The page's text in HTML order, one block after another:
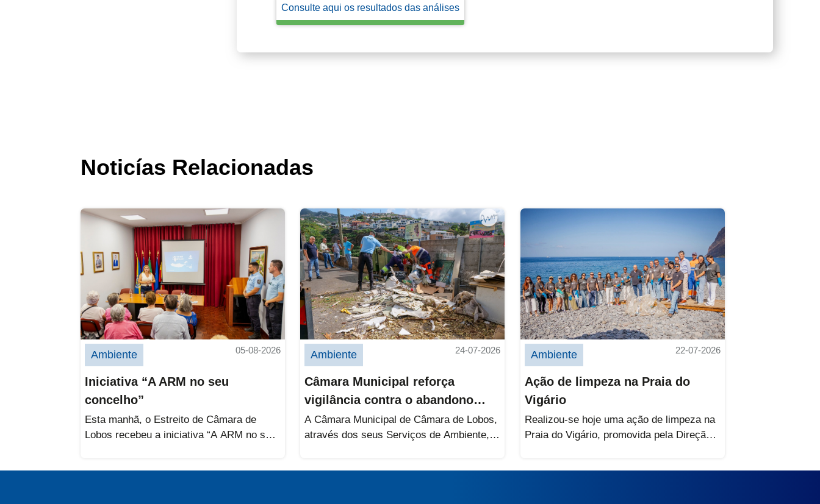
Consulte aqui os resultados das análises
Noticías Relacionadas
Iniciativa “A ARM no seu concelho”
05-08-2026
Ambiente
Iniciativa “A ARM no seu
concelho”
Esta manhã, o Estreito de Câmara de
Lobos recebeu a iniciativa “A ARM no seu
Câmara Municipal reforça vigilância contra o abandono ilegal de resíduos
24-07-2026
Ambiente
Câmara Municipal reforça
vigilância contra o abandono
ilegal de resíduos
A Câmara Municipal de Câmara de Lobos,
através dos seus Serviços de Ambiente,
Ação de limpeza na Praia do Vigário
22-07-2026
Ambiente
Ação de limpeza na Praia do
Vigário
Realizou-se hoje uma ação de limpeza na
Praia do Vigário, promovida pela Direção